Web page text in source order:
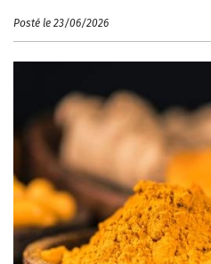
Posté le 23/06/2026